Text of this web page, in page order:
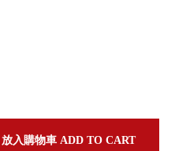
放入購物車 ADD TO CART